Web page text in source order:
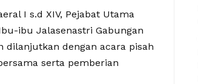
I s.d XIV, Pejabat Utama
ibu Jalasenastri Gabungan
dilanjutkan dengan acara pisah
serta pemberian